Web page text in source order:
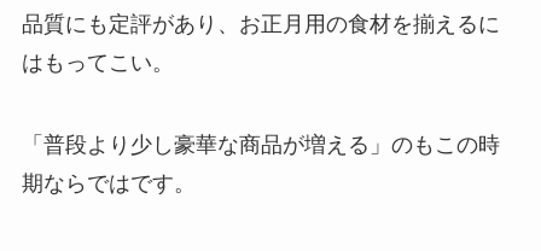
品質にも定評があり、お正月用の食材を揃えるに
はもってこい。
「普段より少し豪華な商品が増える」のもこの時
期ならではです。